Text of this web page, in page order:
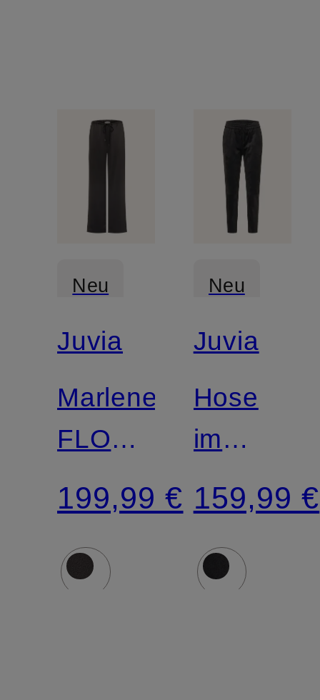
Neu
Juvia
Marlenehose
FLORENS
aus
Satin
199,99 €
Neu
Juvia
Hose
im
Jogging-
Stil in
159,99 €